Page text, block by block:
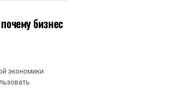
бизнес
экономики